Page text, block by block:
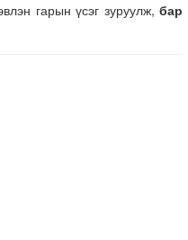
гарын үсэг зуруулж, бар